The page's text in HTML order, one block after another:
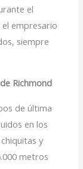
el
empresario
siempre
Richmond
de última
en los
y
metros